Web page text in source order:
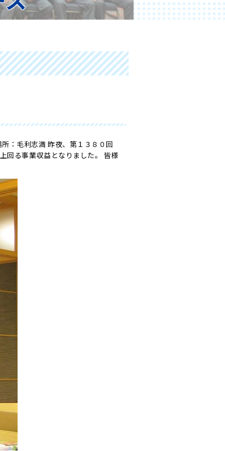
：毛利志満 昨夜、第１３８０回
回る事業収益となりました。 皆様